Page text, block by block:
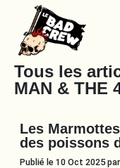
Le
Bad
Crew
Tous les
MAN & THE
Les
des poissons
Publié le 10 Oct 2025par